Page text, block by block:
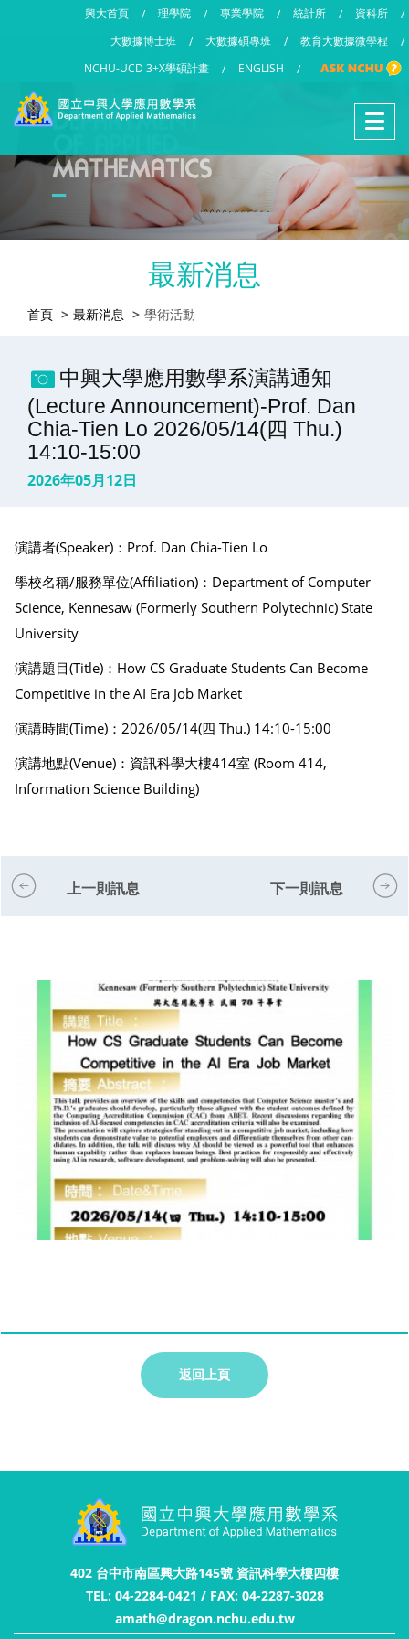
興大首頁 / 理學院 / 專業學院 / 統計所 / 資科所
/
大數據博士班
/ 大數據碩專班 / 教育大數據微學程
/
NCHU-UCD 3+X學碩計畫
/ ENGLISH /
最新消息
首頁 最新消息 學術活動
中興大學應用數學系演講通知
(Lecture Announcement)-Prof. Dan
Chia-Tien Lo 2026/05/14(四 Thu.)
14:10-15:00
2026年05月12日
演講者(Speaker)：Prof. Dan Chia-Tien Lo
學校名稱/服務單位(Affiliation)：Department of Computer
Science, Kennesaw (Formerly Southern Polytechnic) State
University
演講題目(Title)：How CS Graduate Students Can Become
Competitive in the AI Era Job Market
演講時間(Time)：2026/05/14(四 Thu.) 14:10-15:00
演講地點(Venue)：資訊科學大樓414室 (Room 414,
Information Science Building)
上一則訊息 下一則訊息
返回上頁
402 台中市南區興大路145號 資訊科學大樓四樓
TEL: 04-2284-0421 / FAX: 04-2287-3028
amath@dragon.nchu.edu.tw